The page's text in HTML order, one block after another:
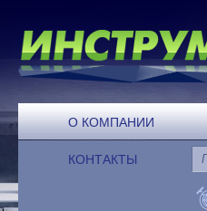
О КОМПАНИИ
КОНТАКТЫ